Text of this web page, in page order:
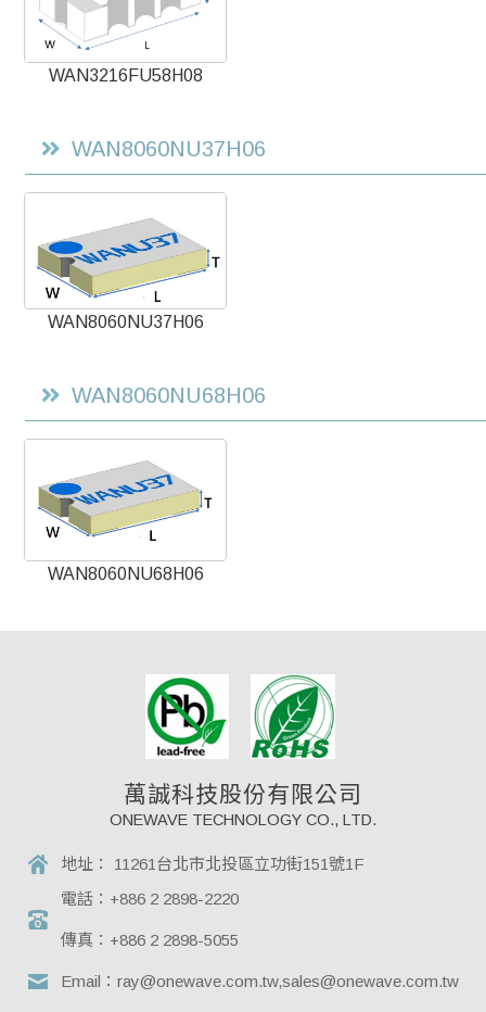
WAN3216FU58H08
WAN8060NU37H06
WAN8060NU37H06
WAN8060NU68H06
WAN8060NU68H06
萬誠科技股份有限公司
ONEWAVE TECHNOLOGY CO., LTD.
地址： 11261台北市北投區立功街151號1F
電話： +886 2 2898-2220
傳真： +886 2 2898-5055
Email： ray@onewave.com.tw,sales@onewave.com.tw